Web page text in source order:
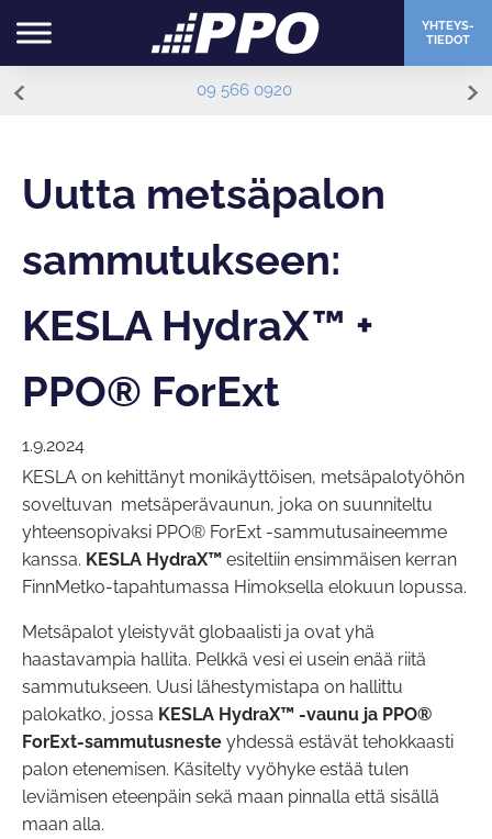
YHTEYS-
TIEDOT
09 566 0920
Uutta metsäpalon
sammutukseen:
KESLA HydraX™ +
PPO® ForExt
1.9.2024
KESLA on kehittänyt monikäyttöisen, metsäpalotyöhön
soveltuvan metsäperävaunun, joka on suunniteltu
yhteensopivaksi PPO® ForExt -sammutusaineemme
kanssa. KESLA HydraX™ esiteltiin ensimmäisen kerran
FinnMetko-tapahtumassa Himoksella elokuun lopussa.
Metsäpalot yleistyvät globaalisti ja ovat yhä
haastavampia hallita. Pelkkä vesi ei usein enää riitä
sammutukseen. Uusi lähestymistapa on hallittu
palokatko, jossa KESLA HydraX™ -vaunu ja PPO®
ForExt-sammutusneste yhdessä estävät tehokkaasti
palon etenemisen. Käsitelty vyöhyke estää tulen
leviämisen eteenpäin sekä maan pinnalla että sisällä
maan alla.